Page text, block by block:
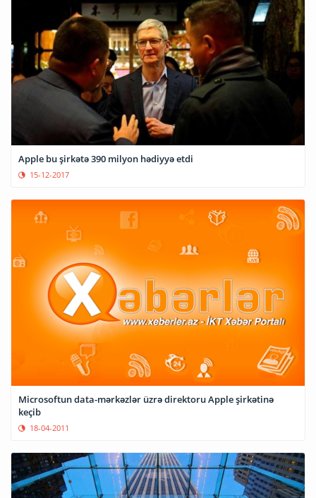
Apple bu şirkətə 390 milyon hədiyyə etdi
15-12-2017
Microsoftun data-mərkəzlər üzrə direktoru Apple şirkətinə
keçib
18-04-2011